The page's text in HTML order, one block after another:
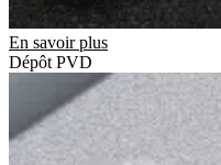
En savoir plus
Dépôt PVD